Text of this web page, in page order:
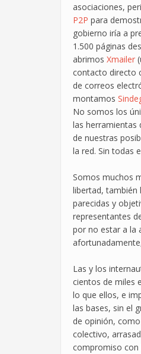
asociaciones,
P2P para
gobierno iría a
1.500 páginas
abrimos Xmailer
contacto directo
de correos
montamos
No somos los
las herramientas
de nuestras
la red. Sin todas
Somos muchos
libertad, también
parecidas y
representantes
por no estar a la
Las y los
cientos de miles
lo que ellos, e
las bases, sin el
de opinión,
colectivo,
compromiso con